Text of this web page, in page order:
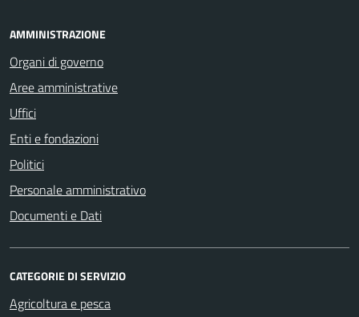
AMMINISTRAZIONE
Organi di governo
Aree amministrative
Uffici
Enti e fondazioni
Politici
Personale amministrativo
Documenti e Dati
CATEGORIE DI SERVIZIO
Agricoltura e pesca